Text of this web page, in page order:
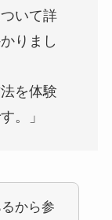
いて詳
りまし
を体験
。」
から参